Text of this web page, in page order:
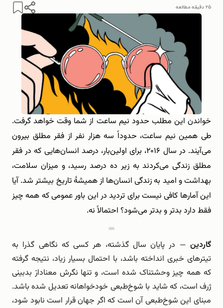
۲۵ دقیقه مطالعه
خواندن این مطلب حدود نیم ‌ساعت از شما وقت خواهد گرفت.
طی همین نیم ‌ساعت، حدوداً سه هزار نفر از فقر مطلق بیرون
می‌آیند. در سال ۲۰۱۶، برای اولین‌بار، درصد انسان‌هایی که در فقر
مطلق زندگی می‌کردند به زیر ده ‌درصد رسید، و میزان سلامت،
بهداشت و امید به زندگی انسان‌ها از همیشۀ تاریخ بیشتر شد. آیا
این آمارها کافی نیست برای تردید در این باور عمومی که همه ‌چیز
فقط دارد بدتر و بدتر می‌شود؟ احتمالاً نه.
گاردین — در پایان سال گذشته، هر کسی که نگاهی گذرا به
تیترهای خبری انداخته باشد، با احتمال بسیار زیاد، نتیجه گرفته
که همه چیز وحشتناک شده است، و تنها نگرش معنادارْ بدبینی
ژرف است، که شاید با شوخ‌طبعی خودخواهانه تعدیل شده باشد.
مبنای این شوخ‌طبعی آن است که اگر جهان قرار است نابود شود،